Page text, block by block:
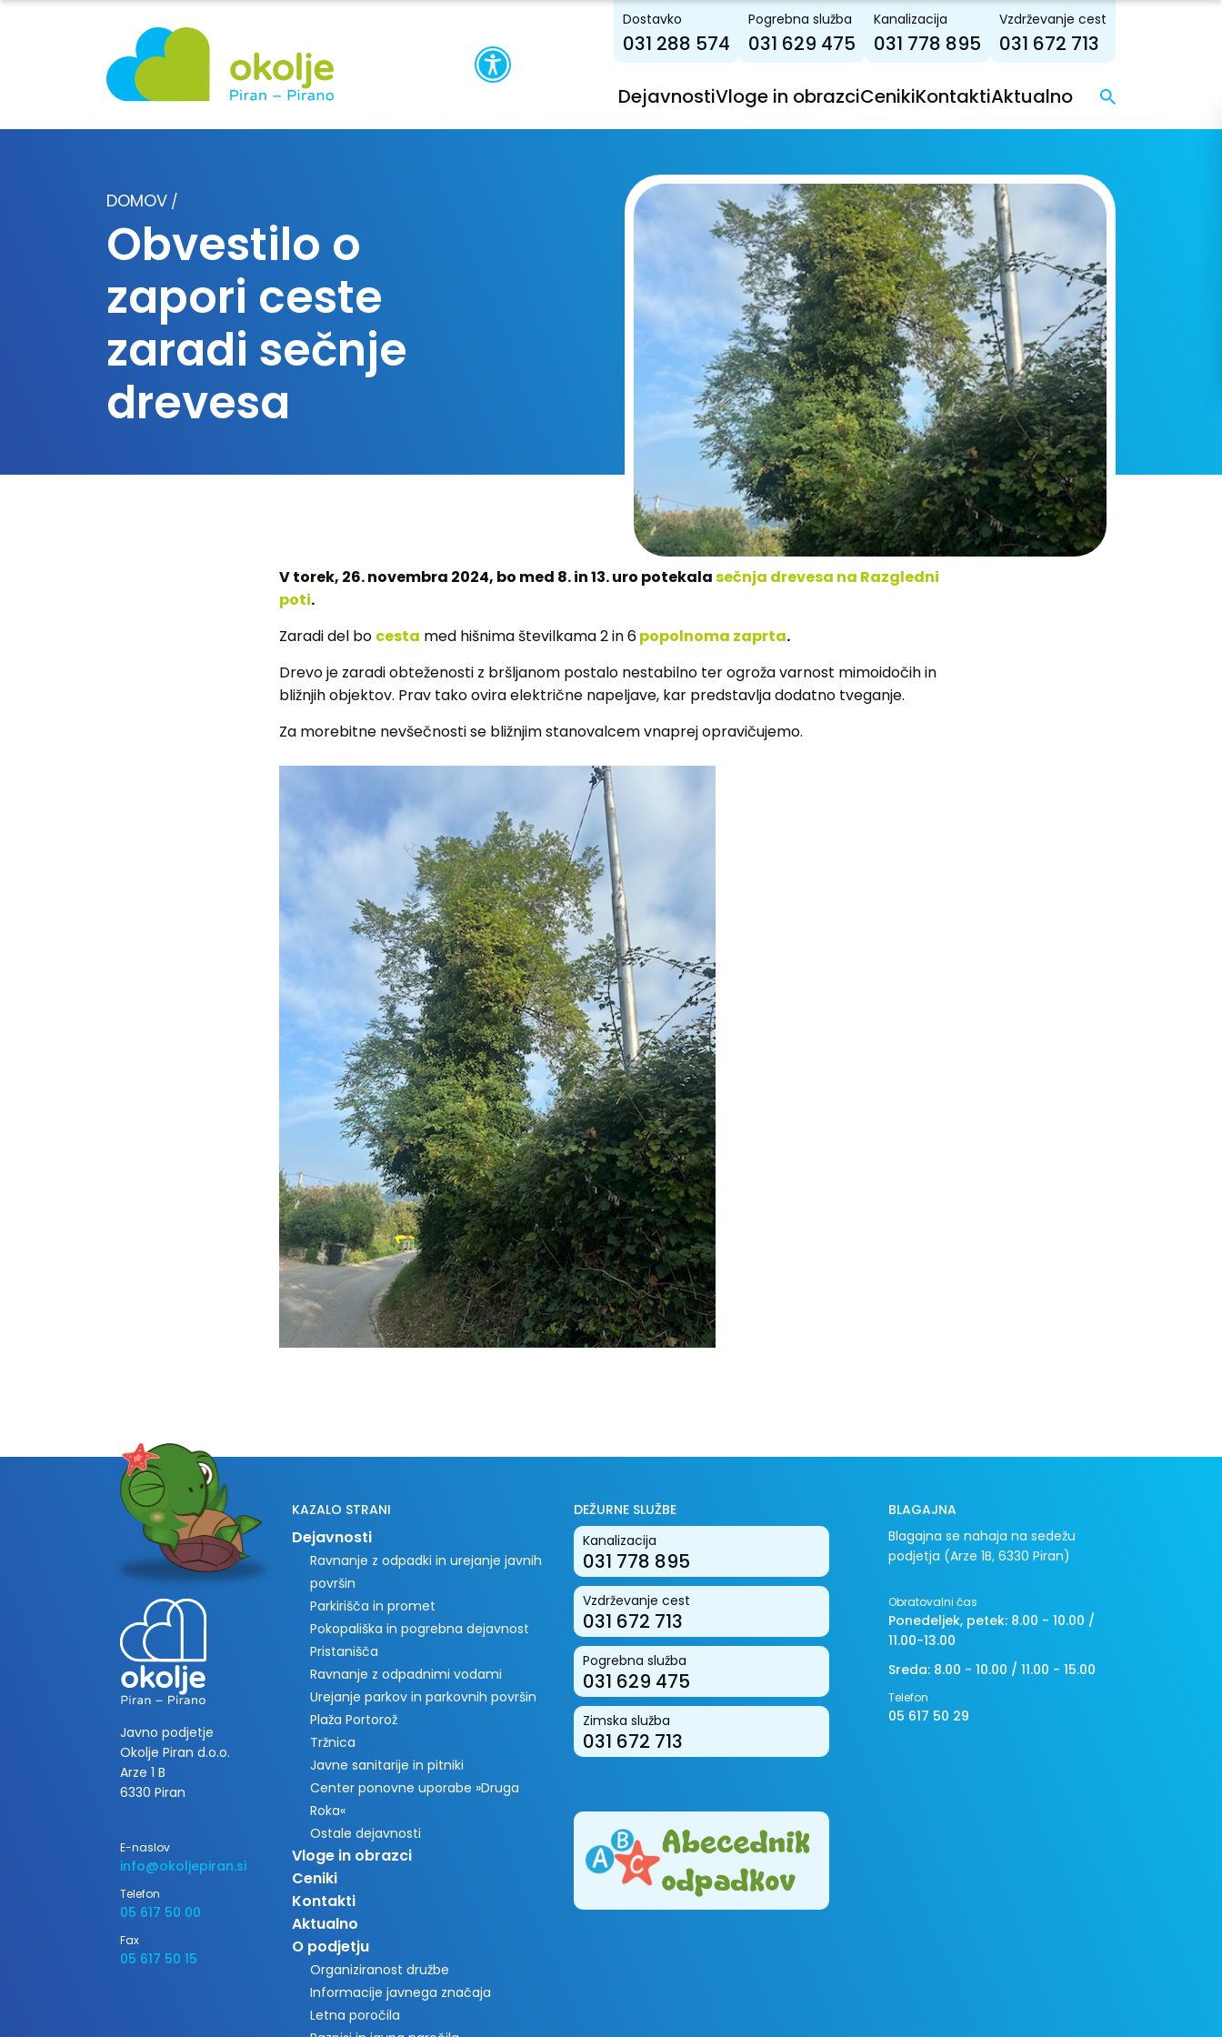
Dostavko
031 288 574
Pogrebna služba
031 629 475
Kanalizacija
031 778 895
Vzdrževanje cest
031 672 713
DejavnostiVloge in obrazciCenikiKontaktiAktualno
DOMOV /
Obvestilo o
zapori ceste
zaradi sečnje
drevesa
V torek, 26. novembra 2024, bo med 8. in 13. uro potekalasečnja drevesa na Razgledni
poti.
Zaradi del bo cesta med hišnima številkama 2 in 6popolnoma zaprta.
Drevo je zaradi obteženosti z bršljanom postalo nestabilno ter ogroža varnost mimoidočih in
bližnjih objektov. Prav tako ovira električne napeljave, kar predstavlja dodatno tveganje.
Za morebitne nevšečnosti se bližnjim stanovalcem vnaprej opravičujemo.
Javno podjetje
Okolje Piran d.o.o.
Arze 1 B
6330 Piran
E-naslov
info@okoljepiran.si
Telefon
05 617 50 00
Fax
05 617 50 15
KAZALO STRANI
Dejavnosti
Ravnanje z odpadki in urejanje javnih
površin
Parkirišča in promet
Pokopališka in pogrebna dejavnost
Pristanišča
Ravnanje z odpadnimi vodami
Urejanje parkov in parkovnih površin
Plaža Portorož
Tržnica
Javne sanitarije in pitniki
Center ponovne uporabe »Druga
Roka«
Ostale dejavnosti
Vloge in obrazci
Ceniki
Kontakti
Aktualno
O podjetju
Organiziranost družbe
Informacije javnega značaja
Letna poročila
DEŽURNE SLUŽBE
Kanalizacija
031 778 895
Vzdrževanje cest
031 672 713
Pogrebna služba
031 629 475
Zimska služba
031 672 713
BLAGAJNA
Blagajna se nahaja na sedežu
podjetja (Arze 1B, 6330 Piran)
Obratovalni čas
Ponedeljek, petek: 8.00 - 10.00 /
11.00-13.00
Sreda: 8.00 - 10.00 / 11.00 - 15.00
Telefon
05 617 50 29